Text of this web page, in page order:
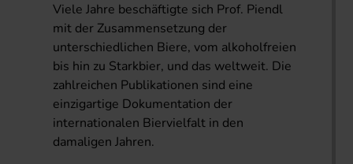
Viele Jahre beschäftigte sich Prof. Piendl
mit der Zusammensetzung der
unterschiedlichen Biere, vom alkoholfreien
bis hin zu Starkbier, und das weltweit. Die
zahlreichen Publikationen sind eine
einzigartige Dokumentation der
internationalen Biervielfalt in den
damaligen Jahren.